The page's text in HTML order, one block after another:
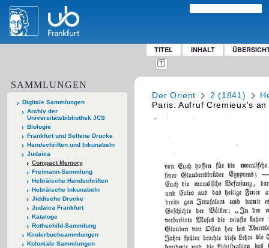
TITEL INHALT
SAMMLUNGEN
Digitale Sammlungen
Archiv der
Universitätsbibliothek JCS
Biologie
Frankfurt und Seltene Drucke
Handschriften und Inkunabeln
Judaica
Compact Memory
Freimann-Sammlung
Hebräische Handschriften
Hebräische Inkunabeln
Jiddische Drucke
Judaica Frankfurt
Kataloge
Rothschild-Sammlung
Kinderbuchsammlungen
Koloniale Sammlungen
Der Orient 2 (1841)
Paris: Aufruf Cremieux's